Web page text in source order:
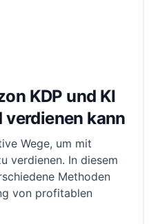
KDP und KI
verdienen kann
Wege, um mit
verdienen. In diesem
Methoden
von profitablen